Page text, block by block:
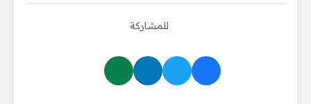
للمشاركة